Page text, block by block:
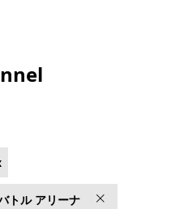
トル アリーナ